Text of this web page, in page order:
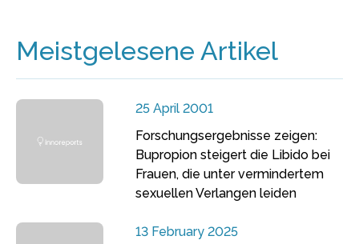
Meistgelesene Artikel
25 April 2001
Forschungsergebnisse zeigen:
Bupropion steigert die Libido bei
Frauen, die unter vermindertem
sexuellen Verlangen leiden
13 February 2025